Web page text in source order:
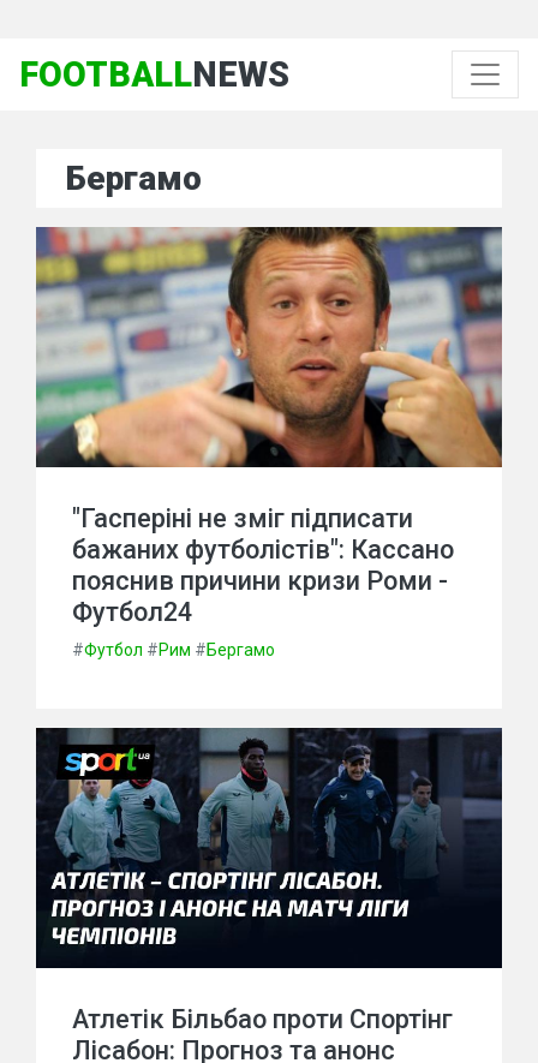
FOOTBALLNEWS
Бергамо
"Гасперіні не зміг підписати
бажаних футболістів": Кассано
пояснив причини кризи Роми -
Футбол24
#Футбол #Рим #Бергамо
Атлетік Більбао проти Спортінг
Лісабон: Прогноз та анонс